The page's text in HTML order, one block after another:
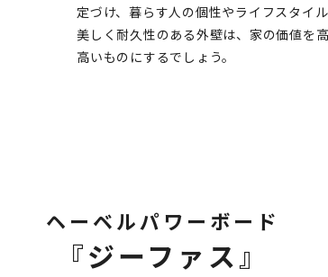
定づけ、暮らす人の個性やライフスタイル
美しく耐久性のある外壁は、家の価値を
高いものにするでしょう。
ヘーベルパワーボード
『ジーファス』